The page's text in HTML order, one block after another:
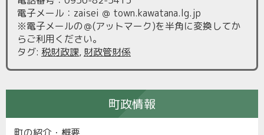
電子メール：zaisei ＠ town.kawatana.lg.jp
※電子メールの＠(アットマーク)を半角に変換してか
らご利用ください。
タグ: 税財政課, 財政管財係
町政情報